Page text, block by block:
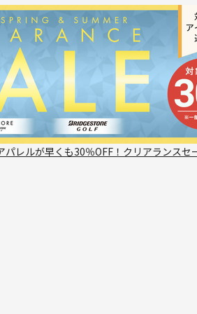
パレルが早くも30％OFF！クリアランスセ